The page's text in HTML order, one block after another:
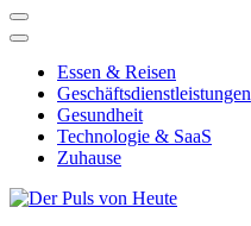
Essen & Reisen
Geschäftsdienstleistungen
Gesundheit
Technologie & SaaS
Zuhause